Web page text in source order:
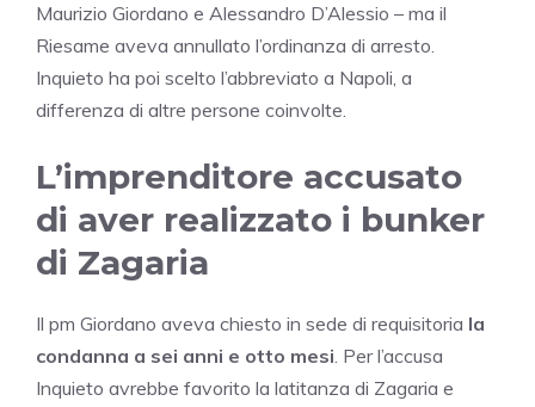
Maurizio Giordano e Alessandro D’Alessio – ma il
Riesame aveva annullato l’ordinanza di arresto.
Inquieto ha poi scelto l’abbreviato a Napoli, a
differenza di altre persone coinvolte.
L’imprenditore accusato
di aver realizzato i bunker
di Zagaria
Il pm Giordano aveva chiesto in sede di requisitoria la
condanna a sei anni e otto mesi. Per l’accusa
Inquieto avrebbe favorito la latitanza di Zagaria e